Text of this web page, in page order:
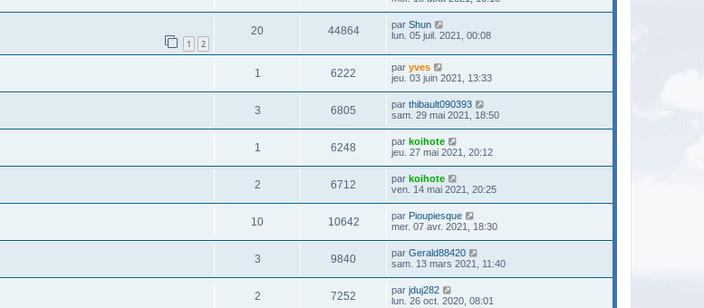
1 2
20 44864 par Shun
lun. 05 juil. 2021, 00:08
1 6222 par yves
jeu. 03 juin 2021, 13:33
3 6805 par thibault090393
sam. 29 mai 2021, 18:50
1 6248 par koihote
jeu. 27 mai 2021, 20:12
2 6712 par koihote
ven. 14 mai 2021, 20:25
10 10642 par Pioupiesque
mer. 07 avr. 2021, 18:30
3 9840 par Gerald88420
sam. 13 mars 2021, 11:40
2 7252 par jduj282
lun. 26 oct. 2020, 08:01